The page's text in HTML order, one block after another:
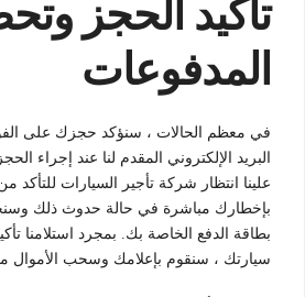
تأكيد الحجز
المدفوعات
في معظم الحالات ، سنؤكد حجزك على
البريد الإلكتروني المقدم لنا عند إجراء
علينا انتظار شركة تأجير السيارات للتأكد
بإخطارك مباشرة في حالة حدوث ذلك
بطاقة الدفع الخاصة بك. بمجرد استلامنا
سيارتك ، سنقوم بإعلامك وسحب الأموال